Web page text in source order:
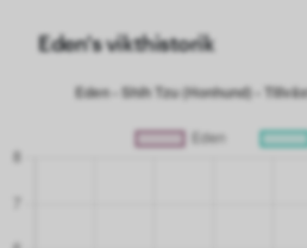
Eden's vikthistorik